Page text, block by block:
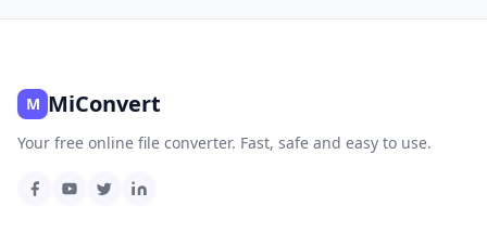
M MiConvert
Your free online file converter. Fast, safe and easy to use.